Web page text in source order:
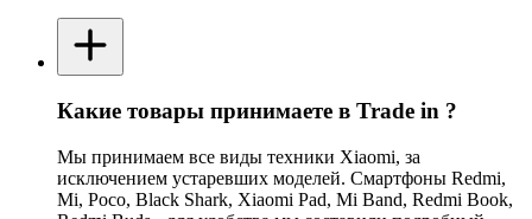
Какие товары принимаете в Trade in ?
Мы принимаем все виды техники Xiaomi, за
исключением устаревших моделей. Смартфоны Redmi,
Mi, Poco, Black Shark, Xiaomi Pad, Mi Band, Redmi Book,